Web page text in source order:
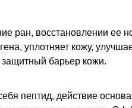
ран, восстановлении ее
уплотняет кожу,
барьер кожи.
пептид, действие